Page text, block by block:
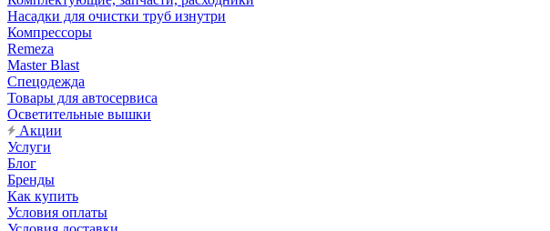
Насадки для очистки труб изнутри
Компрессоры
Remeza
Master Blast
Спецодежда
Товары для автосервиса
Осветительные вышки
Акции
Услуги
Блог
Бренды
Как купить
Условия оплаты